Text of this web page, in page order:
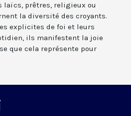
laïcs, prêtres, religieux ou
la diversité des croyants.
explicites de foi et leurs
ils manifestent la joie
que cela représente pour